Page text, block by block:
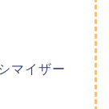
マイザー